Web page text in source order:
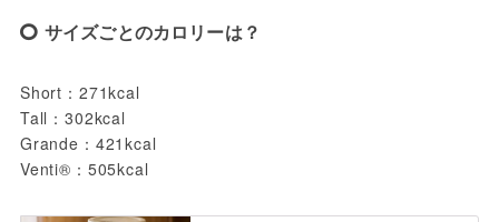
サイズごとのカロリーは？
Short：271kcal
Tall：302kcal
Grande：421kcal
Venti®：505kcal